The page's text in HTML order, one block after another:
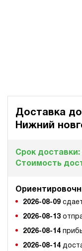
Доставка
Нижний
Срок доставки:
Стоимость
2026-08-09
2026-08-13
2026-08-14
2026-08-14